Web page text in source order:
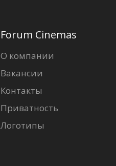
Forum Cinemas
О компании
Вакансии
Контакты
Приватность
Логотипы